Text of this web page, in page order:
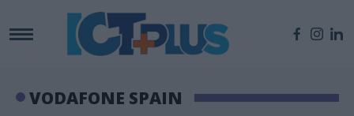
VODAFONE SPAIN